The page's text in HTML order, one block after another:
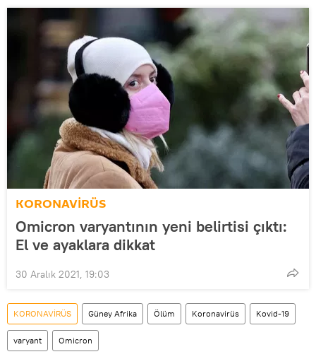
KORONAVİRÜS
Omicron varyantının yeni belirtisi çıktı:
El ve ayaklara dikkat
30 Aralık 2021, 19:03
KORONAVİRÜS Güney Afrika Ölüm Koronavirüs Kovid-19
varyant Omicron